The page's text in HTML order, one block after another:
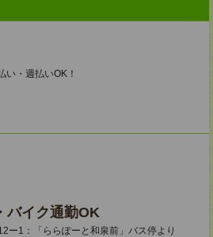
・週払いOK！
バイク通勤OK
ー1：「ららぽーと和泉前」バス停より